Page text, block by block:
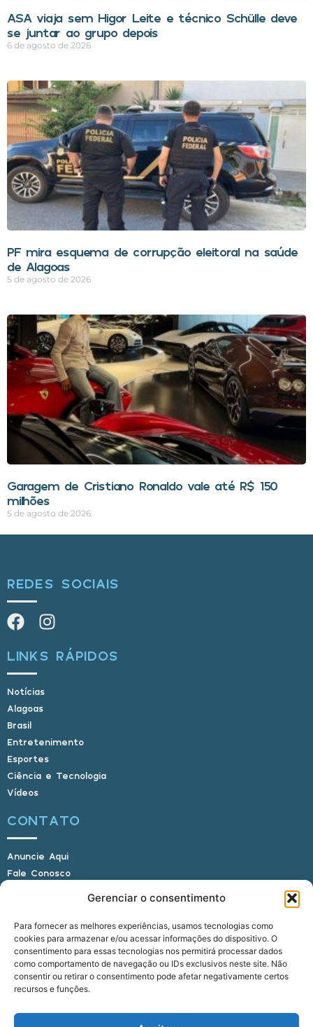
Gerenciar o consentimento
Para fornecer as melhores experiências, usamos tecnologias como
cookies para armazenar e/ou acessar informações do dispositivo. O
consentimento para essas tecnologias nos permitirá processar dados
como comportamento de navegação ou IDs exclusivos neste site. Não
consentir ou retirar o consentimento pode afetar negativamente certos
recursos e funções.
ASA viaja sem Higor Leite e técnico Schülle deve
se juntar ao grupo depois
6 de agosto de 2026
PF mira esquema de corrupção eleitoral na saúde
de Alagoas
5 de agosto de 2026
Garagem de Cristiano Ronaldo vale até R$ 150
milhões
5 de agosto de 2026
REDES SOCIAIS
LINKS RÁPIDOS
Notícias
Alagoas
Brasil
Entretenimento
Esportes
Ciência e Tecnologia
Vídeos
CONTATO
Anuncie Aqui
Fale Conosco
E-mail: alagoasbrasilnoticias@gmail.com
Telefone: (82) 9 9691-0391 (Whatsapp)
Responsável Técnico: Crysthyan Carlos
Rua do Sau - Centro - Anadia - AL - CEP: